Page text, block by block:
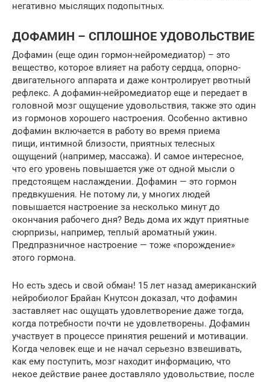
негативно мыслящих подопытных.
ДОФАМИН – СПЛОШНОЕ УДОВОЛЬСТВИЕ
Дофамин (еще один гормон-нейромедиатор) – это
вещество, которое влияет на работу сердца, опорно-
двигательного аппарата и даже контролирует рвотный
рефлекс. А дофамин-нейромедиатор еще и передает в
головной мозг ощущение удовольствия, также это один
из гормонов хорошего настроения. Особенно активно
дофамин включается в работу во время приема
пищи, интимной близости, приятных телесных
ощущений (например, массажа). И самое интересное,
что его уровень повышается уже от одной мысли о
предстоящем наслаждении. Дофамин — это гормон
предвкушения. Не потому ли, у многих людей
повышается настроение за несколько минут до
окончания рабочего дня? Ведь дома их ждут приятные
сюрпризы, например, теплый ароматный ужин.
Предпразничное настроение — тоже «порождение»
этого гормона.
Но есть здесь и свой обман! 15 лет назад американский
нейробиолог Брайан Кнутсон доказал, что дофамин
заставляет нас ощущать удовлетворение даже тогда,
когда потребности почти не удовлетворены. Дофамин
участвует в процессе принятия решений и мотивации.
Когда человек еще и не начал серьезно взвешивать,
как ему поступить, мозг находит информацию, что
некое действие ранее доставляло удовольствие, после